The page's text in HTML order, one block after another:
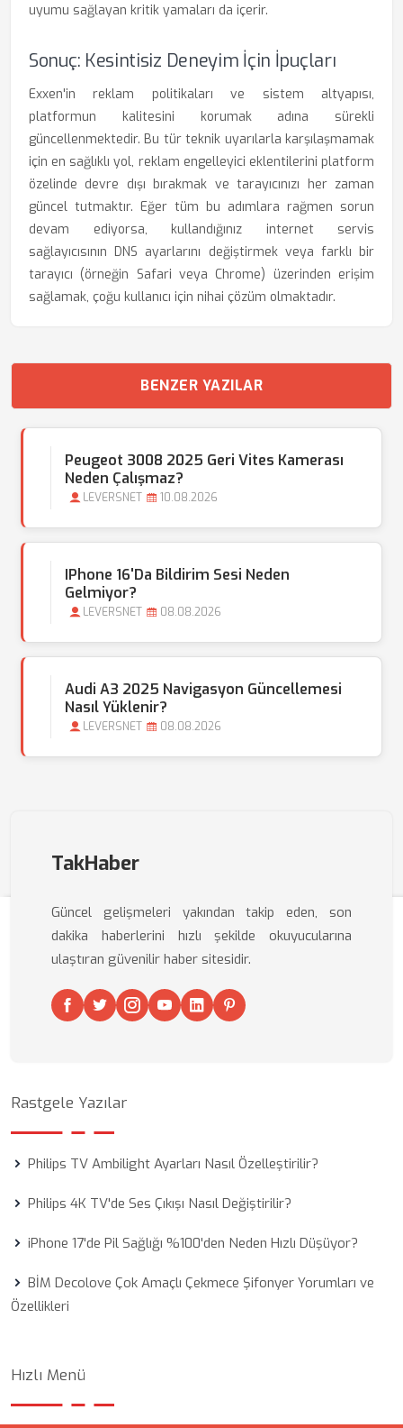
uyumu sağlayan kritik yamaları da içerir.
Sonuç: Kesintisiz Deneyim İçin İpuçları
Exxen'in reklam politikaları ve sistem altyapısı,
platformun kalitesini korumak adına sürekli
güncellenmektedir. Bu tür teknik uyarılarla karşılaşmamak
için en sağlıklı yol, reklam engelleyici eklentilerini platform
özelinde devre dışı bırakmak ve tarayıcınızı her zaman
güncel tutmaktır. Eğer tüm bu adımlara rağmen sorun
devam ediyorsa, kullandığınız internet servis
sağlayıcısının DNS ayarlarını değiştirmek veya farklı bir
tarayıcı (örneğin Safari veya Chrome) üzerinden erişim
sağlamak, çoğu kullanıcı için nihai çözüm olmaktadır.
BENZER YAZILAR
Peugeot 3008 2025 Geri Vites Kamerası
Neden Çalışmaz?
LEVERSNET 10.08.2026
IPhone 16'da Bildirim Sesi Neden
Gelmiyor?
LEVERSNET 08.08.2026
Audi A3 2025 Navigasyon Güncellemesi
Nasıl Yüklenir?
LEVERSNET 08.08.2026
TakHaber
Güncel gelişmeleri yakından takip eden, son
dakika haberlerini hızlı şekilde okuyucularına
ulaştıran güvenilir haber sitesidir.
Rastgele Yazılar
Philips TV Ambilight Ayarları Nasıl Özelleştirilir?
Philips 4K TV'de Ses Çıkışı Nasıl Değiştirilir?
iPhone 17'de Pil Sağlığı %100'den Neden Hızlı Düşüyor?
BİM Decolove Çok Amaçlı Çekmece Şifonyer Yorumları ve
Özellikleri
Hızlı Menü